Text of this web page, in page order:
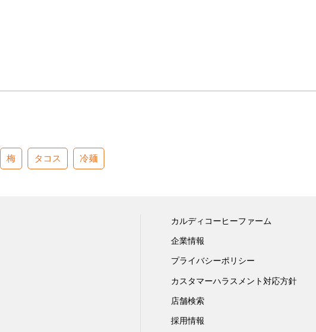
梅 タコス 冷麺
カルディコーヒーファーム
企業情報
プライバシーポリシー
カスタマーハラスメント対応方針
店舗検索
採用情報